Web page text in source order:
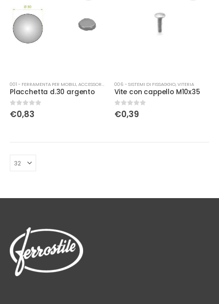
001 - FERRAMENTA PER MOBILI, ACCESSORI MOBILI
Placchetta d.30 argento
0Su 5
€0,83
006 - SISTEMI DI FISSAGGIO,VITERIA
Vite con cappello M10x35
0Su 5
€0,39